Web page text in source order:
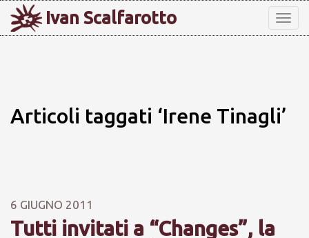
Ivan Scalfarotto
Articoli taggati ‘Irene Tinagli’
6 GIUGNO 2011
Tutti invitati a “Changes”, la